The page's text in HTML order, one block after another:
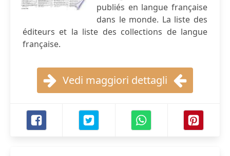
publiés en langue française
dans le monde. La liste des
éditeurs et la liste des collections de langue
française.
Vedi maggiori dettagli